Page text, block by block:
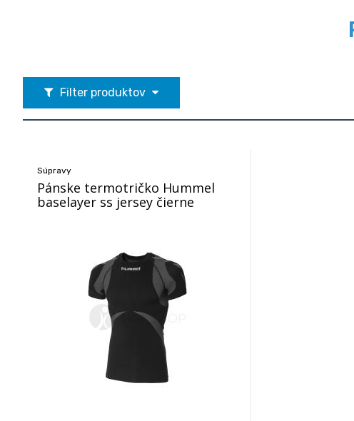
Filter produktov
Súpravy
Pánske termotričko Hummel
baselayer ss jersey čierne